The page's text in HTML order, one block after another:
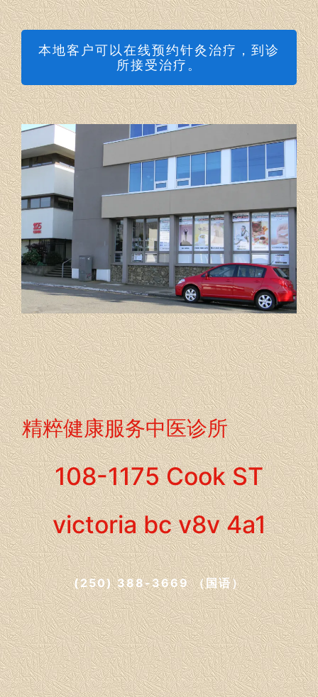
本地客户可以在线预约针灸治疗，到诊
所接受治疗。
精粹健康服务中医诊所
108-1175 Cook ST
victoria bc v8v 4a1
(250) 388-3669 （国语）